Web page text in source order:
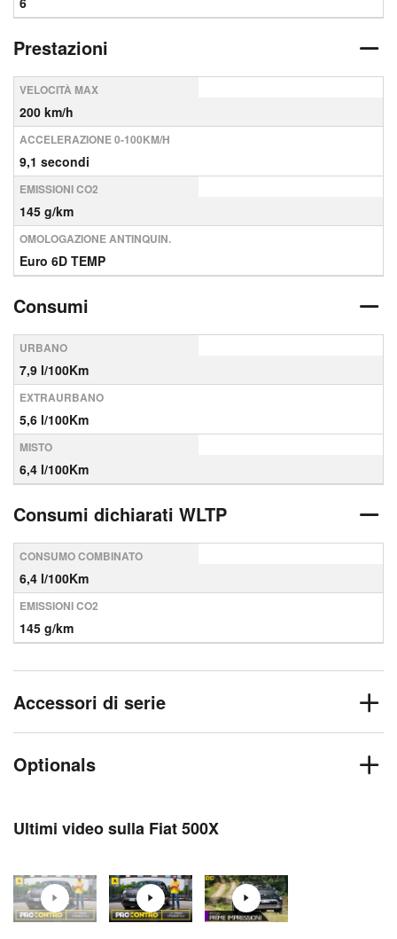
Prestazioni
VELOCITÀ MAX
200 km/h
ACCELERAZIONE 0-100KM/H
9,1 secondi
EMISSIONI CO2
145 g/km
OMOLOGAZIONE ANTINQUIN.
Euro 6D TEMP
Consumi
URBANO
7,9 l/100Km
EXTRAURBANO
5,6 l/100Km
MISTO
6,4 l/100Km
Consumi dichiarati WLTP
CONSUMO COMBINATO
6,4 l/100Km
EMISSIONI CO2
145 g/km
Accessori di serie
Optionals
Ultimi video sulla Fiat 500X